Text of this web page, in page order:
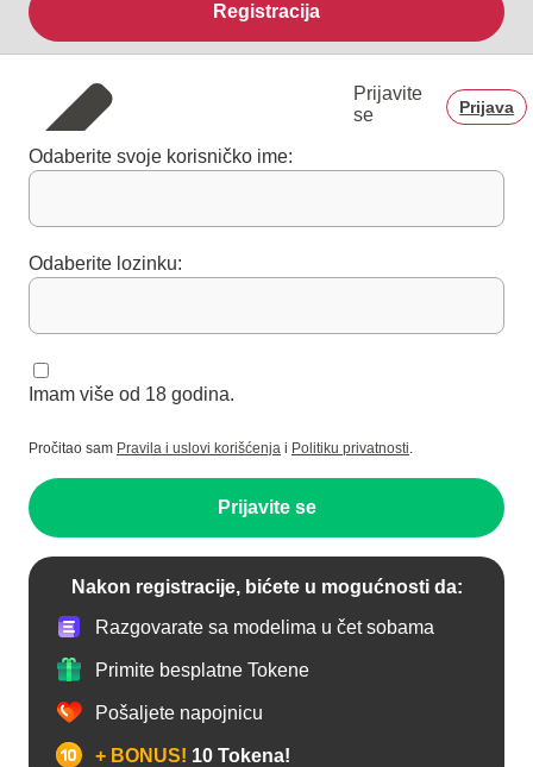
Registracija
Prijavite
se
Prijava
Odaberite svoje korisničko ime:
Odaberite lozinku:
Imam više od 18 godina.
Pročitao sam Pravila i uslovi korišćenja i Politiku privatnosti.
Prijavite se
Nakon registracije, bićete u mogućnosti da:
Razgovarate sa modelima u čet sobama
Primite besplatne Tokene
Pošaljete napojnicu
+ BONUS! 10 Tokena!